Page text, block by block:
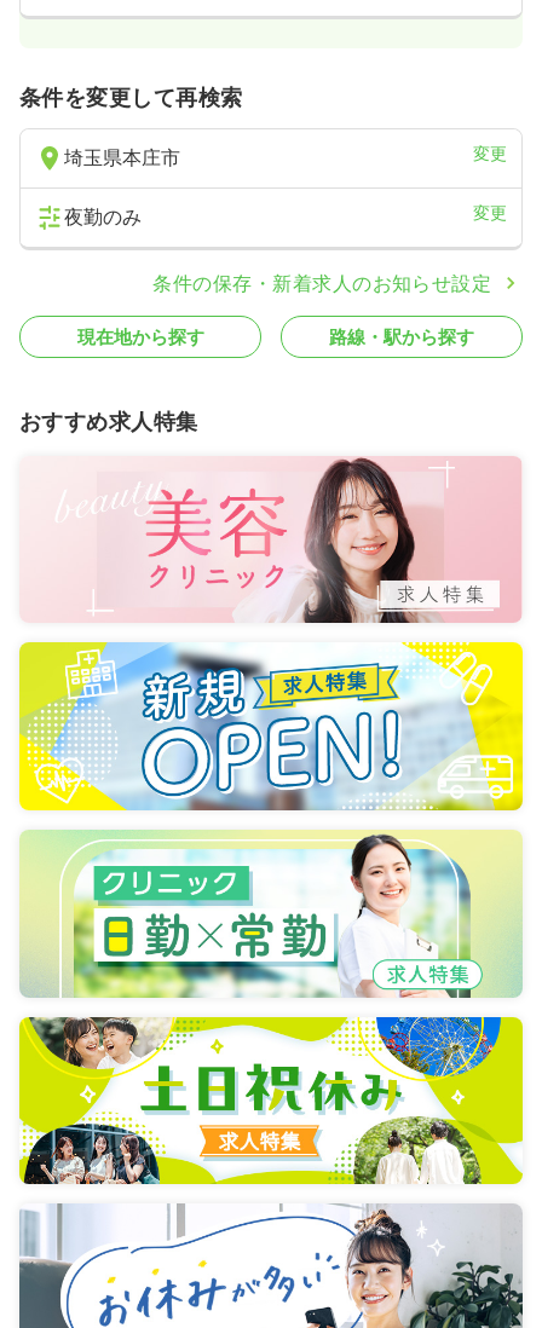
条件を変更して再検索
埼玉県本庄市 変更
夜勤のみ 変更
条件の保存・新着求人のお知らせ設定
現在地から探す 路線・駅から探す
おすすめ求人特集